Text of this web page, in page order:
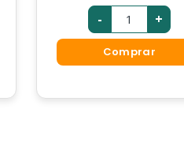
- Vinho
Chileno
Casillero
Diablo
Sauv
quantidade
+
Comprar